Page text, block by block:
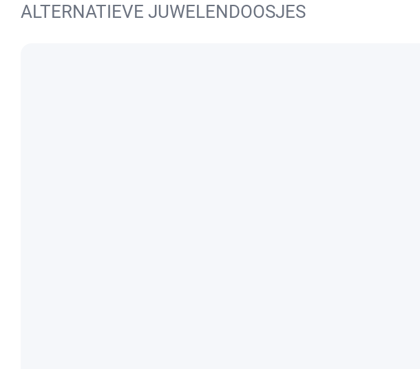
ALTERNATIEVE JUWELENDOOSJES